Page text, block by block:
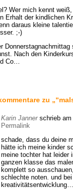
Wer mich kennt
Erhalt der kindlichen
daraus kleine
;-)
Nach den
Co…
zu
Karin Janner schrieb am
Permalink
schade, dass du deine
hätte ich meine kinder
meine tochter hat leider
ganzen klasse das
komplett so
schlechte noten. und
kreativitätsentwicklung…